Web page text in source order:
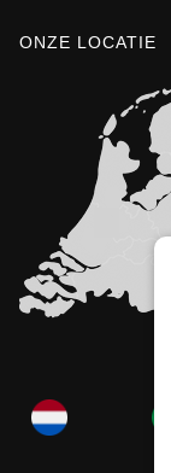
ONZE LOCATIE